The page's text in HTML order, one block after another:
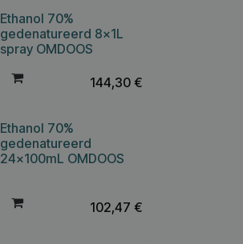
Ethanol 70%
gedenatureerd 8x1L
spray OMDOOS
144,30€
Ethanol 70%
gedenatureerd
24x100mL OMDOOS
102,47 €